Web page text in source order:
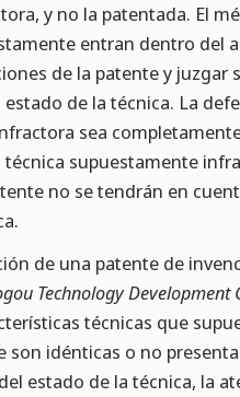
y no la patentada. El
entran dentro del
de la patente y juzgar
de la técnica. La
sea
supuestamente
no se tendrán en
de una patente de
Technology Development
técnicas que
idénticas o no
estado de la técnica, la